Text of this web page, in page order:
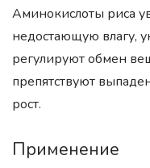
Аминокислоты риса
недостающую влагу,
регулируют обмен
препятствуют
рост.
Применение